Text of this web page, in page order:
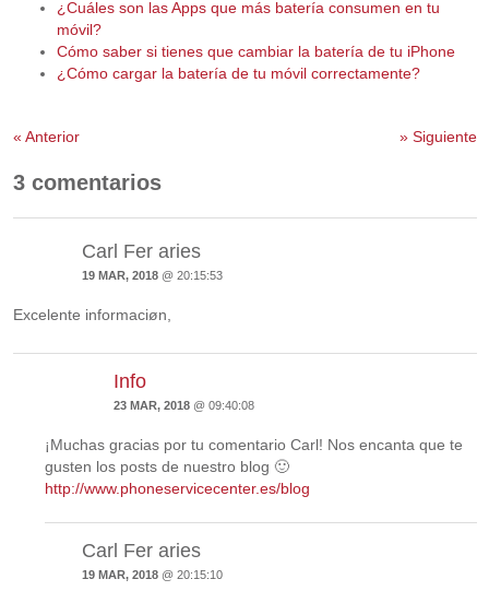
¿Cuáles son las Apps que más batería consumen en tu
móvil?
Cómo saber si tienes que cambiar la batería de tu iPhone
¿Cómo cargar la batería de tu móvil correctamente?
« Anterior »Siguiente
3 comentarios
Carl Fer aries
19 MAR, 2018@ 20:15:53
Excelente informaciøn,
Info
23 MAR, 2018 @ 09:40:08
¡Muchas gracias por tu comentario Carl! Nos encanta que te
gusten los posts de nuestro blog 🙂
http://www.phoneservicecenter.es/blog
Carl Fer aries
19 MAR, 2018@ 20:15:10